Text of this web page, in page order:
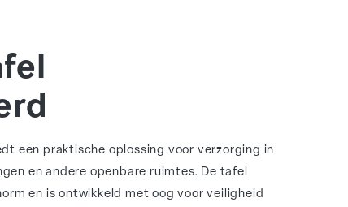
een praktische oplossing voor verzorging in
en andere openbare ruimtes. De tafel
en is ontwikkeld met oog voor veiligheid